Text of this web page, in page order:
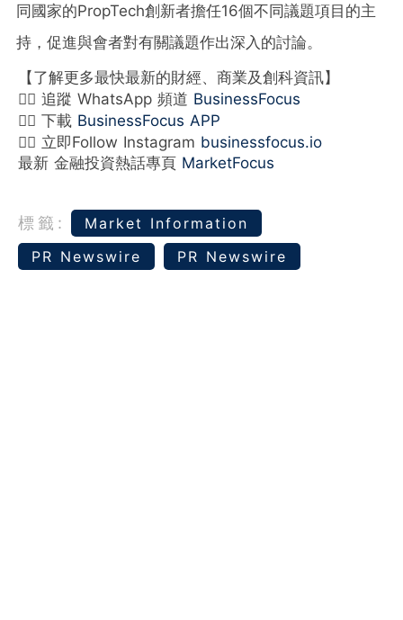
同國家的PropTech創新者擔任16個不同議題項目的主
持，促進與會者對有關議題作出深入的討論。
【了解更多最快最新的財經、商業及創科資訊】
👉🏻 追蹤 WhatsApp 頻道 BusinessFocus
👉🏻 下載 BusinessFocus APP
👉🏻 立即Follow Instagram businessfocus.io
最新 金融投資熱話專頁 MarketFocus
標籤:
Market Information
PR Newswire
PR Newswire